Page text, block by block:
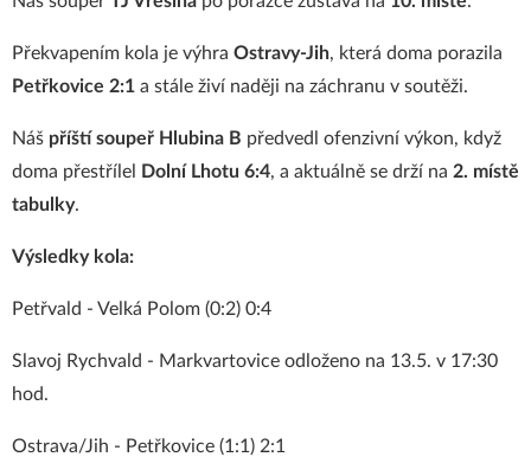
Překvapením kola je výhra Ostravy-Jih, která doma porazila
Petřkovice 2:1 a stále živí naději na záchranu v soutěži.
Náš příští soupeř Hlubina B předvedl ofenzivní výkon, když
doma přestřílel
Dolní Lhotu 6:4, a aktuálně se drží na 2. místě
tabulky.
Výsledky kola:
Petřvald - Velká Polom (0:2) 0:4
Slavoj Rychvald - Markvartovice odloženo na 13.5. v 17:30
hod.
Ostrava/Jih - Petřkovice (1:1) 2:1